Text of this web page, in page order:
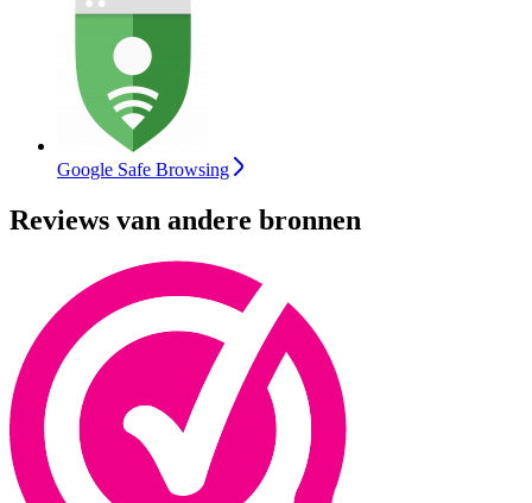
Google Safe Browsing
Reviews van andere bronnen